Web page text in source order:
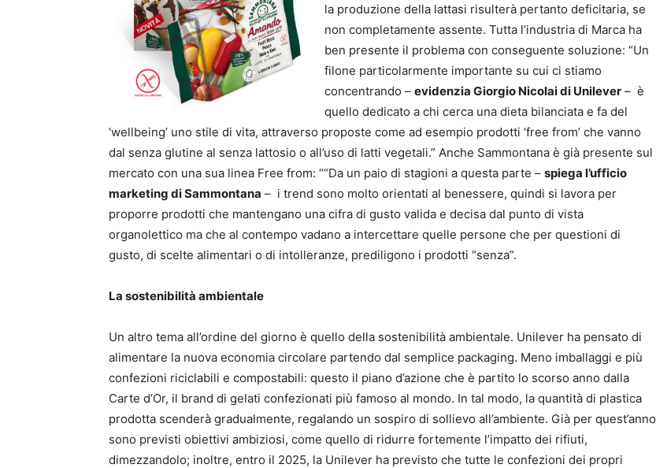
la produzione della lattasi risulterà pertanto deficitaria, se
non completamente assente. Tutta l’industria di Marca ha
ben presente il problema con conseguente soluzione: “Un
filone particolarmente importante su cui ci stiamo
concentrando – evidenzia Giorgio Nicolai di Unilever – è
quello dedicato a chi cerca una dieta bilanciata e fa del
‘wellbeing’ uno stile di vita, attraverso proposte come ad esempio prodotti ‘free from’ che vanno
dal senza glutine al senza lattosio o all’uso di latti vegetali.” Anche Sammontana è già presente sul
mercato con una sua linea Free from: ““Da un paio di stagioni a questa parte – spiega l’ufficio
marketing di Sammontana – i trend sono molto orientati al benessere, quindi si lavora per
proporre prodotti che mantengano una cifra di gusto valida e decisa dal punto di vista
organolettico ma che al contempo vadano a intercettare quelle persone che per questioni di
gusto, di scelte alimentari o di intolleranze, prediligono i prodotti “senza”.
La sostenibilità ambientale
Un altro tema all’ordine del giorno è quello della sostenibilità ambientale. Unilever ha pensato di
alimentare la nuova economia circolare partendo dal semplice packaging. Meno imballaggi e più
confezioni riciclabili e compostabili: questo il piano d’azione che è partito lo scorso anno dalla
Carte d’Or, il brand di gelati confezionati più famoso al mondo. In tal modo, la quantità di plastica
prodotta scenderà gradualmente, regalando un sospiro di sollievo all’ambiente. Già per quest’anno
sono previsti obiettivi ambiziosi, come quello di ridurre fortemente l’impatto dei rifiuti,
dimezzandolo; inoltre, entro il 2025, la Unilever ha previsto che tutte le confezioni dei propri